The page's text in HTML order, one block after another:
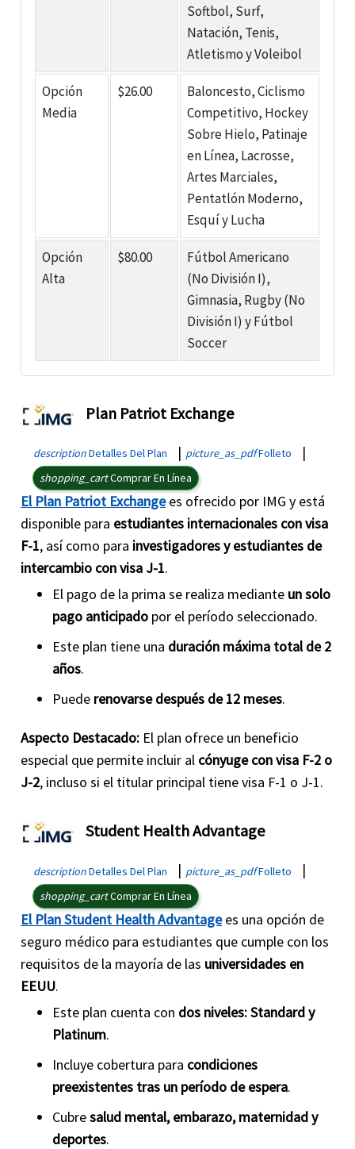
Softbol, Surf,
Natación, Tenis,
Atletismo y Voleibol
Opción
Media
$26.00
Baloncesto, Ciclismo
Competitivo, Hockey
Sobre Hielo, Patinaje
en Línea, Lacrosse,
Artes Marciales,
Pentatlón Moderno,
Esquí y Lucha
Opción
Alta
$80.00
Fútbol Americano
(No División I),
Gimnasia, Rugby (No
División I) y Fútbol
Soccer
Plan Patriot Exchange
descriptionDetalles Del Plan | picture_as_pdfFolleto |
shopping_cartComprar En Línea
El Plan Patriot Exchange es ofrecido por IMG y está
disponible para estudiantes internacionales con visa
F-1, así como para investigadores y estudiantes de
intercambio con visa J-1.
El pago de la prima se realiza mediante un solo
pago anticipado por el período seleccionado.
Este plan tiene una duración máxima total de 2
años.
Puede renovarse después de 12 meses.
Aspecto Destacado: El plan ofrece un beneficio
especial que permite incluir al cónyuge con visa F-2 o
J-2, incluso si el titular principal tiene visa F-1 o J-1.
Student Health Advantage
descriptionDetalles Del Plan | picture_as_pdfFolleto |
shopping_cartComprar En Línea
El Plan Student Health Advantage es una opción de
seguro médico para estudiantes que cumple con los
requisitos de la mayoría de las universidades en
EEUU.
Este plan cuenta con dos niveles: Standard y
Platinum.
Incluye cobertura para condiciones
preexistentes tras un período de espera.
Cubresalud mental, embarazo, maternidad y
deportes.